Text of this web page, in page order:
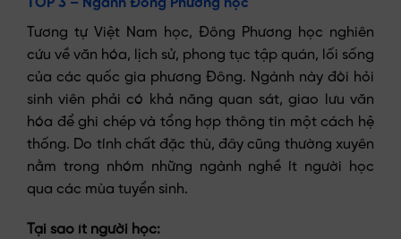
Tương tự Việt Nam học, Đông Phương học nghiên
cứu về văn hóa, lịch sử, phong tục tập quán, lối sống
của các quốc gia phương Đông. Ngành này đòi hỏi
sinh viên phải có khả năng quan sát, giao lưu văn
hóa để ghi chép và tổng hợp thông tin một cách hệ
thống. Do tính chất đặc thù, đây cũng thường xuyên
nằm trong nhóm những ngành nghề ít người học
qua các mùa tuyển sinh.
Tại sao ít người học: